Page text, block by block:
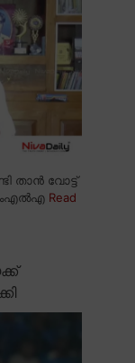
താൻ വോട്ട്
എംഎൽഎ Read